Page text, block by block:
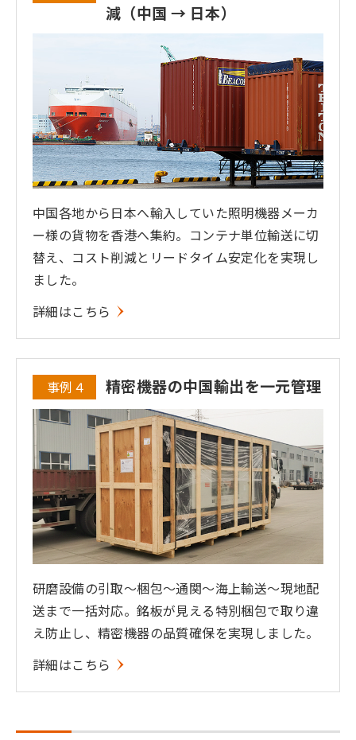
減（中国 → 日本）
中国各地から日本へ輸入していた照明機器メーカ
ー様の貨物を香港へ集約。コンテナ単位輸送に切
替え、コスト削減とリードタイム安定化を実現し
ました。
詳細はこちら
事例４ 精密機器の中国輸出を一元管理
研磨設備の引取〜梱包〜通関〜海上輸送〜現地配
送まで一括対応。銘板が見える特別梱包で取り違
え防止し、精密機器の品質確保を実現しました。
詳細はこちら